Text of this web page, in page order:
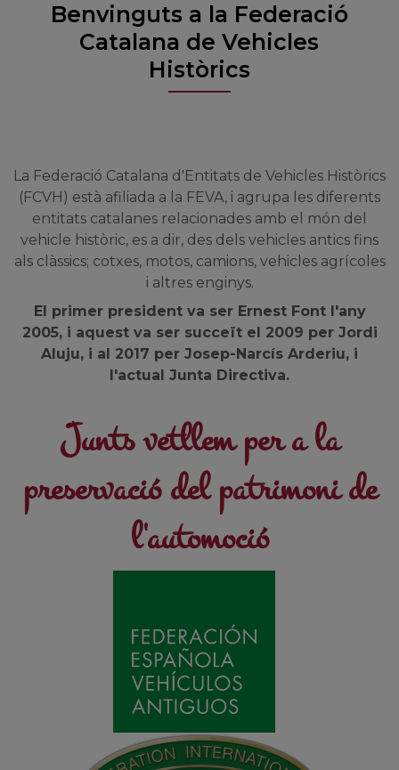
Benvinguts a la Federació
Catalana de Vehicles
Històrics
La Federació Catalana d'Entitats de Vehicles Històrics
(FCVH) està afiliada a la FEVA, i agrupa les diferents
entitats catalanes relacionades amb el món del
vehicle històric, es a dir, des dels vehicles antics fins
als clàssics; cotxes, motos, camions, vehicles agrícoles
i altres enginys.
El primer president va ser Ernest Font l'any
2005, i aquest va ser succeït el 2009 per Jordi
Aluju, i al 2017 per Josep-Narcís Arderiu, i
l'actual Junta Directiva.
Junts vetllem per a la
preservació del patrimoni de
l'automoció